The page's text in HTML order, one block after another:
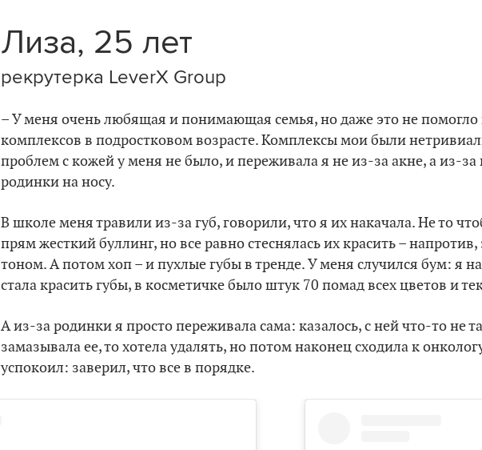
Лиза, 25 лет
рекрутерка LeverX Group
– У меня очень любящая и понимающая семья, но даже это не помогло
комплексов в подростковом возрасте. Комплексы мои были
проблем с кожей у меня не было, и переживала я не из-за акне, а из-за
родинки на носу.
В школе меня травили из-за губ, говорили, что я их накачала. Не то
прям жесткий буллинг, но все равно стеснялась их красить –
тоном. А потом хоп – и пухлые губы в тренде. У меня случился бум: я
стала красить губы, в косметичке было штук 70 помад всех цветов и
А из-за родинки я просто переживала сама: казалось, с ней что-то не
замазывала ее, то хотела удалять, но потом наконец сходила к
успокоил: заверил, что все в порядке.